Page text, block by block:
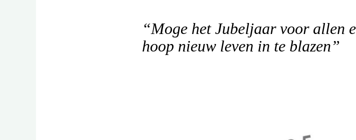
“Moge het Jubeljaar voor allen
hoop nieuw leven in te blazen”